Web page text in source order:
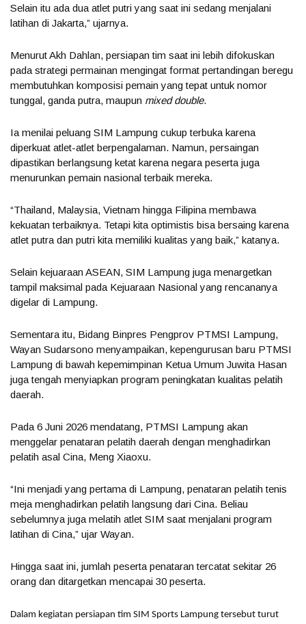
Selain itu ada dua atlet putri yang saat ini sedang menjalani
latihan di Jakarta,” ujarnya.
Menurut Akh Dahlan, persiapan tim saat ini lebih difokuskan
pada strategi permainan mengingat format pertandingan beregu
membutuhkan komposisi pemain yang tepat untuk nomor
tunggal, ganda putra, maupun mixed double.
Ia menilai peluang SIM Lampung cukup terbuka karena
diperkuat atlet-atlet berpengalaman. Namun, persaingan
dipastikan berlangsung ketat karena negara peserta juga
menurunkan pemain nasional terbaik mereka.
“Thailand, Malaysia, Vietnam hingga Filipina membawa
kekuatan terbaiknya. Tetapi kita optimistis bisa bersaing karena
atlet putra dan putri kita memiliki kualitas yang baik,” katanya.
Selain kejuaraan ASEAN, SIM Lampung juga menargetkan
tampil maksimal pada Kejuaraan Nasional yang rencananya
digelar di Lampung.
Sementara itu, Bidang Binpres Pengprov PTMSI Lampung,
Wayan Sudarsono menyampaikan, kepengurusan baru PTMSI
Lampung di bawah kepemimpinan Ketua Umum Juwita Hasan
juga tengah menyiapkan program peningkatan kualitas pelatih
daerah.
Pada 6 Juni 2026 mendatang, PTMSI Lampung akan
menggelar penataran pelatih daerah dengan menghadirkan
pelatih asal Cina, Meng Xiaoxu.
“Ini menjadi yang pertama di Lampung, penataran pelatih tenis
meja menghadirkan pelatih langsung dari Cina. Beliau
sebelumnya juga melatih atlet SIM saat menjalani program
latihan di Cina,” ujar Wayan.
Hingga saat ini, jumlah peserta penataran tercatat sekitar 26
orang dan ditargetkan mencapai 30 peserta.
Dalam kegiatan persiapan tim SIM Sports Lampung tersebut turut